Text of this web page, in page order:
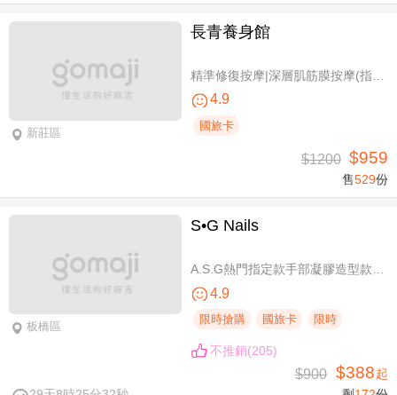
新莊區
長青養身館
精準修復按摩|深層肌筋膜按摩(指壓/指油壓 二選一)+(滑罐/舒刮 二選一)全程75分(手技75分)
4.9
國旅卡
$1200 $959
售529份
板橋區
S•G Nails
A.S.G熱門指定款手部凝膠造型款110選1+輕保養(款式不定期更換，可換色) / B.約會過節好心情S.G 風格系-足部凝膠造型款110選1+輕保養(款式不定期更換，可換色) / C.簡簡單單好穿搭！手部凝膠上色+輕保養 / D.脫掉襪子不尷尬！足部凝膠上色+輕保養
4.9
限時搶購 國旅卡 限時
不推銷(205)
$900 $388起